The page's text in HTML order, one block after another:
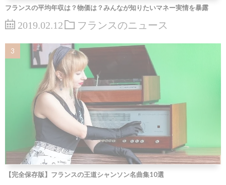
フランスの平均年収は？物価は？みんなが知りたいマネー実情を暴露
2019.02.12 フランスのニュース
【完全保存版】フランスの王道シャンソン名曲集10選